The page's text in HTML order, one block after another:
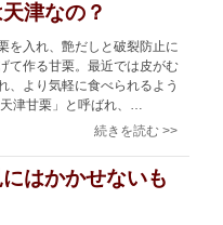
津なの？
を入れ、艶だしと破裂防止に
て作る甘栗。最近では皮がむ
、より気軽に食べられるよう
津甘栗」と呼ばれ、…
続きを読む >>
はかかせないも